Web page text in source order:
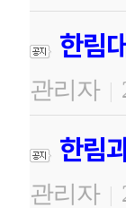
한림
관리자 |
한림
관리자 |